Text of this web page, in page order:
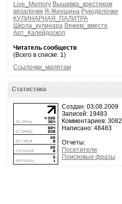
Live_Memory Вышивка_крестиком
вязалочки Я-Женщина Рукоделочки
КУЛИНАРНАЯ_ПАЛИТРА
Школа_кулинара Вяжем_вместе
Арт_Калейдоскоп
Читатель сообществ
(Всего в списке: 1)
Ссылочки_малятам
Статистика
Создан: 03.08.2009
Записей: 19483
Комментариев: 3082
Написано: 48483
Отчеты:
Посетители
Поисковые фразы